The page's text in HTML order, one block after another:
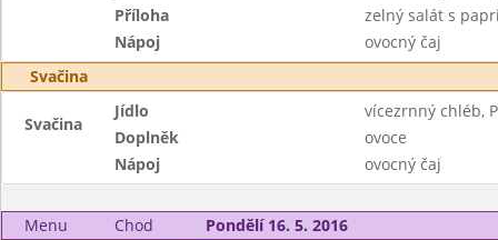
Příloha
zelný salát s
Nápoj
ovocný čaj
Svačina
Svačina
Jídlo
vícezrnný chléb,
Doplněk
ovoce
Nápoj
ovocný čaj
Menu Chod
Pondělí 16. 5. 2016